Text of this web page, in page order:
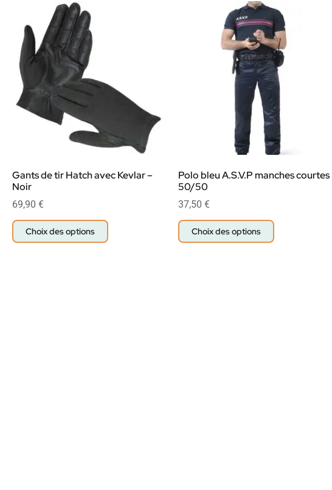
Gants de tir Hatch avec Kevlar –
Noir
69,90€
Choix des options
Polo bleu A.S.V.P manches courtes
50/50
37,50€
Choix des options